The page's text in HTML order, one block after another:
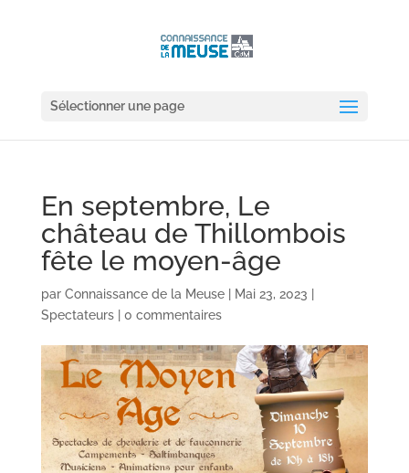
Sélectionner une page
En septembre, Le
château de Thillombois
fête le moyen-âge
par Connaissance de la Meuse| Mai 23, 2023
Spectateurs| 0 commentaires